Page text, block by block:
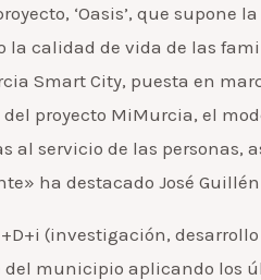
‘Oasis’, que
la calidad de vida de las
Smart City, puesta en
del proyecto MiMurcia, el
al servicio de las
ha destacado José
I+D+i (investigación,
municipio aplicando los